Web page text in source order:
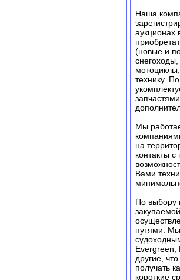
Наша
(новые и
технику.
Мы
на
контакты
Вами
По выбору
путями.
Evergreen,
другие,
получать
короткие